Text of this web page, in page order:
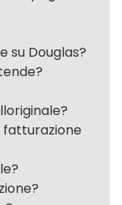
su Douglas?
fatturazione